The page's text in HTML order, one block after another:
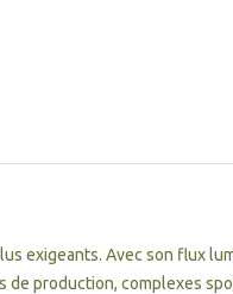
exigeants. Avec son flux
de production, complexes